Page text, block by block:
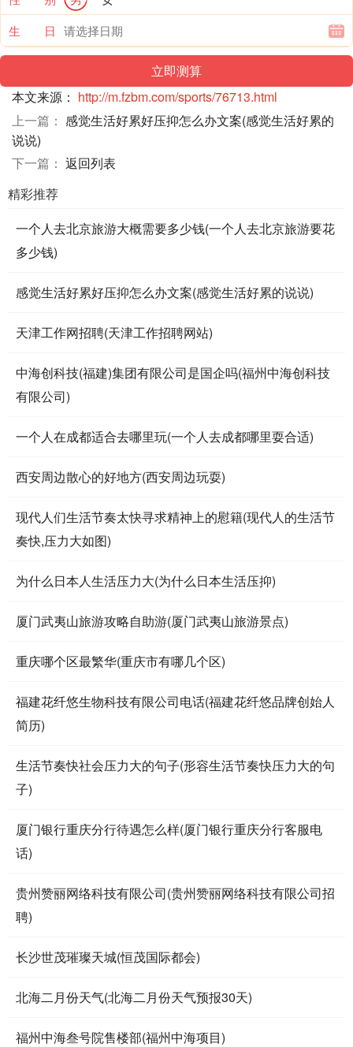
生 日
本文来源： http://m.fzbm.com/sports/76713.html
上一篇： 感觉生活好累好压抑怎么办文案(感觉生活好累的
说说)
下一篇： 返回列表
精彩推荐
一个人去北京旅游大概需要多少钱(一个人去北京旅游要花
多少钱)
感觉生活好累好压抑怎么办文案(感觉生活好累的说说)
天津工作网招聘(天津工作招聘网站)
中海创科技(福建)集团有限公司是国企吗(福州中海创科技
有限公司)
一个人在成都适合去哪里玩(一个人去成都哪里耍合适)
西安周边散心的好地方(西安周边玩耍)
现代人们生活节奏太快寻求精神上的慰籍(现代人的生活节
奏快,压力大如图)
为什么日本人生活压力大(为什么日本生活压抑)
厦门武夷山旅游攻略自助游(厦门武夷山旅游景点)
重庆哪个区最繁华(重庆市有哪几个区)
福建花纤悠生物科技有限公司电话(福建花纤悠品牌创始人
简历)
生活节奏快社会压力大的句子(形容生活节奏快压力大的句
子)
厦门银行重庆分行待遇怎么样(厦门银行重庆分行客服电
话)
贵州赞丽网络科技有限公司(贵州赞丽网络科技有限公司招
聘)
长沙世茂璀璨天城(恒茂国际都会)
北海二月份天气(北海二月份天气预报30天)
福州中海叁号院售楼部(福州中海项目)